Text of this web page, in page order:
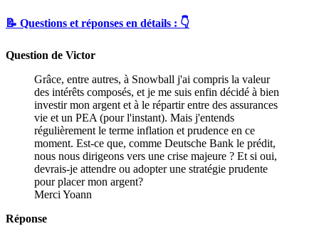
📝 Questions et réponses en détails : 👇
Question de Victor
Grâce, entre autres, à Snowball j'ai compris la valeur
des intérêts composés, et je me suis enfin décidé à bien
investir mon argent et à le répartir entre des assurances
vie et un PEA (pour l'instant). Mais j'entends
régulièrement le terme inflation et prudence en ce
moment. Est-ce que, comme Deutsche Bank le prédit,
nous nous dirigeons vers une crise majeure ? Et si oui,
devrais-je attendre ou adopter une stratégie prudente
pour placer mon argent?
Merci Yoann
Réponse